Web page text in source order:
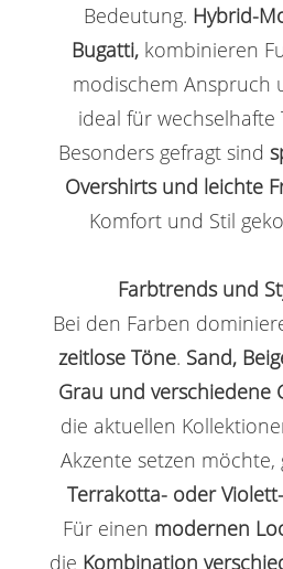
Bedeutung. Hybrid-
Bugatti, kombinieren
modischem Anspruch
ideal für
Besonders gefragt sind
Overshirts und leichte
Komfort und Stil
Farbtrends und
Bei den Farben
zeitlose Töne. Sand,
Grau und verschiedene
die aktuellen
Akzente setzen
Terrakotta- oder
Für einen modernen
die Kombination